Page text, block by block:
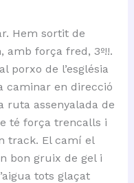
Hem sortit de
amb força fred, 3º!!.
porxo de l’església
caminar en direcció
ruta assenyalada de
té força trencalls i
track. El camí el
bon gruix de gel i
tots glaçat